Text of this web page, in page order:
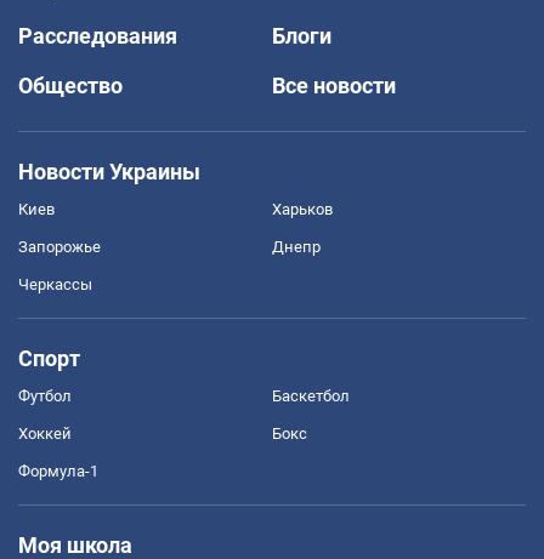
Расследования
Блоги
Общество
Все новости
Новости Украины
Киев Харьков
Запорожье Днепр
Черкассы
Спорт
Футбол Баскетбол
Хоккей Бокс
Формула-1
Моя школа